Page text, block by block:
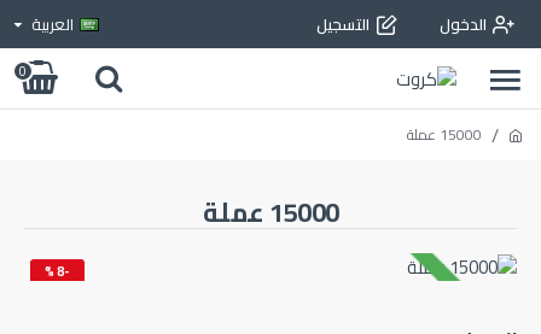
الدخول التسجيل العربية
0
15000 عملة
15000 عملة
-8 %